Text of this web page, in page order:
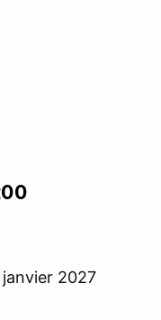
2027